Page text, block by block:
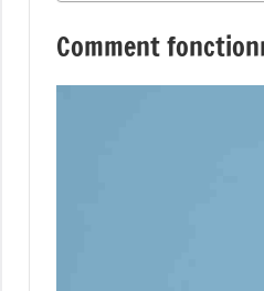
Comment